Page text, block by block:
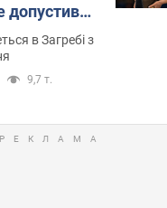
допустивши
Європи
в Загребі з
9,7 т.